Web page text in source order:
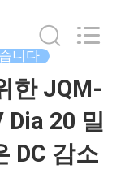
니다
한 JQM-
20 밀
DC 감소